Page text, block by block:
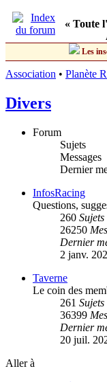
« Toute
Les
Association • Planète
Divers
Forum
Sujets
Messages
Dernier
InfosRacing
Questions,
260 Sujets
26250
Dernier
2 janv.
Taverne
Le coin des
261 Sujets
36399
Dernier
20 juil.
Aller à